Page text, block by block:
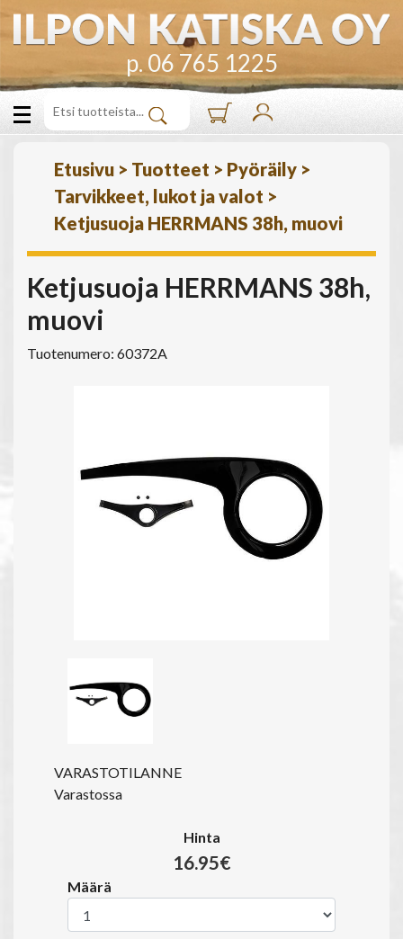
p. 06 765 1225
Etusivu > Tuotteet > Pyöräily >
Tarvikkeet, lukot ja valot >
Ketjusuoja HERRMANS 38h, muovi
Ketjusuoja HERRMANS 38h,
muovi
Tuotenumero: 60372A
VARASTOTILANNE
Varastossa
Hinta
16.95€
Määrä